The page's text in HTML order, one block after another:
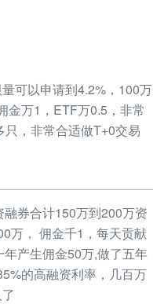
可以申请到4.2%，100万
金万1，ETF万0.5，非常
，非常合适做T+0交易
券合计150万到200万资
万， 佣金千1，每天贡献
产生佣金50万,做了五年
的高融资利率，几百万